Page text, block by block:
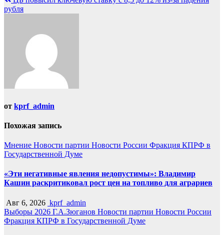
по
рубля
от kprf_admin
Похожая запись
Мнение Новости партии Новости России Фракция КПРФ в
Государственной Думе
«Эти негативные явления недопустимы»: Владимир
Кашин раскритиковал рост цен на топливо для аграриев
Авг 6, 2026 kprf_admin
Выборы 2026 Г.А.Зюганов Новости партии Новости России
Фракция КПРФ в Государственной Думе